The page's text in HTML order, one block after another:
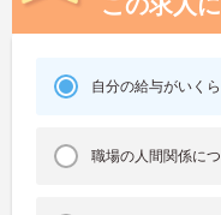
自分の給与がいく
職場の人間関係に